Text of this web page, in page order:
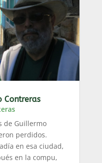
Contreras
de Guillermo
perdidos.
en esa ciudad,
en la compu,